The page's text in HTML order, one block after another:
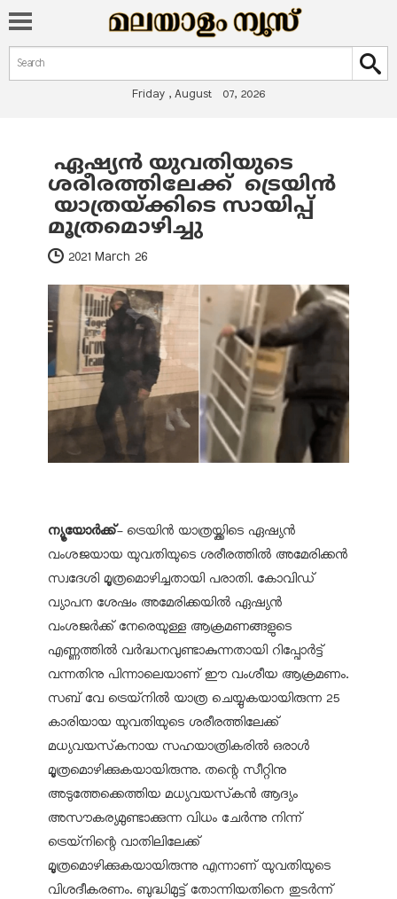
Search form
Search
Friday , August 07, 2026
You are here
ഏഷ്യന്‍ യുവതിയുടെ
ശരീരത്തിലേക്ക് ട്രെയിന്‍
യാത്രയ്ക്കിടെ സായിപ്പ്
മൂത്രമൊഴിച്ചു
2021 March 26
ന്യൂയോര്‍ക്ക്- ട്രെയിന്‍ യാത്രയ്ക്കിടെ ഏഷ്യന്‍
വംശജയായ യുവതിയുടെ ശരീരത്തില്‍ അമേരിക്കന്‍
സ്വദേശി മൂത്രമൊഴിച്ചതായി പരാതി. കോവിഡ്
വ്യാപന ശേഷം അമേരിക്കയില്‍ ഏഷ്യന്‍
വംശജര്‍ക്ക് നേരെയുള്ള ആക്രമണങ്ങളുടെ
എണ്ണത്തില്‍ വര്‍ദ്ധനവുണ്ടാകുന്നതായി റിപ്പോര്‍ട്ട്
വന്നതിനു പിന്നാലെയാണ് ഈ വംശീയ ആക്രമണം.
സബ് വേ ട്രെയ്‌നില്‍ യാത്ര ചെയ്യുകയായിരുന്ന 25
കാരിയായ യുവതിയുടെ ശരീരത്തിലേക്ക്
മധ്യവയസ്‌കനായ സഹയാത്രികരില്‍ ഒരാള്‍
മൂത്രമൊഴിക്കുകയായിരുന്നു. തന്റെ സീറ്റിനു
അടുത്തേക്കെത്തിയ മധ്യവയസ്‌കന്‍ ആദ്യം
അസൗകര്യമുണ്ടാക്കുന്ന വിധം ചേര്‍ന്നു നിന്ന്
ട്രെയ്‌നിന്റെ വാതിലിലേക്ക്
മൂത്രമൊഴിക്കുകയായിരുന്നു എന്നാണ് യുവതിയുടെ
വിശദീകരണം. ബുദ്ധിമുട്ട് തോന്നിയതിനെ തുടര്‍ന്ന്